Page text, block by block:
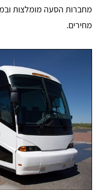
מחברות הסעה מומלצות
מחירים.